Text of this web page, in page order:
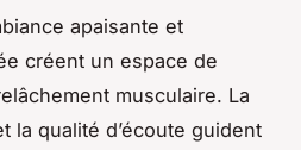
apaisante et
créent un espace de
musculaire. La
la qualité d’écoute guident